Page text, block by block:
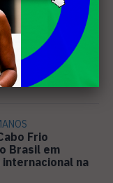
aprova
para
e serviços
Frio
Brasil em
na